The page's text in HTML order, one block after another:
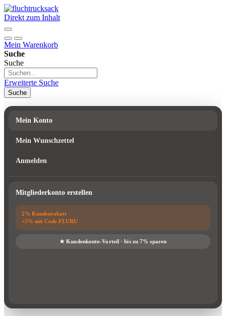
Direkt zum Inhalt
Mein Warenkorb
Suche
Suche
Erweiterte Suche
Suche
Mein Konto
Mein Wunschzettel
Anmelden
Mitgliederkonto erstellen